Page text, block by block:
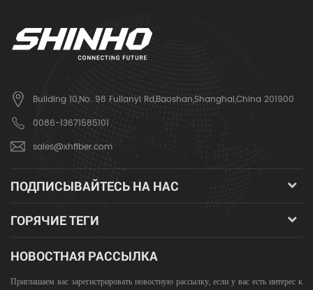
Building 10,No. 98 Fulianyi Rd,Baoshan,Shanghai,China 201900
0086-13671585101
sales@xhfiber.com
ПОДПИСЫВАЙТЕСЬ НА НАС
ГОРЯЧИЕ ТЕГИ
НОВОСТНАЯ РАССЫЛКА
Приглашаем вас зарегистрировать новостную рассылку, если у вас есть интерес к